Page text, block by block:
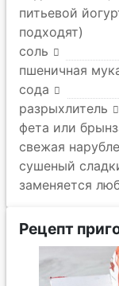
питьевой
подходят)
соль
пшеничная
сода
разрыхлитель
фета или
свежая
сушеный
заменяется
Рецепт